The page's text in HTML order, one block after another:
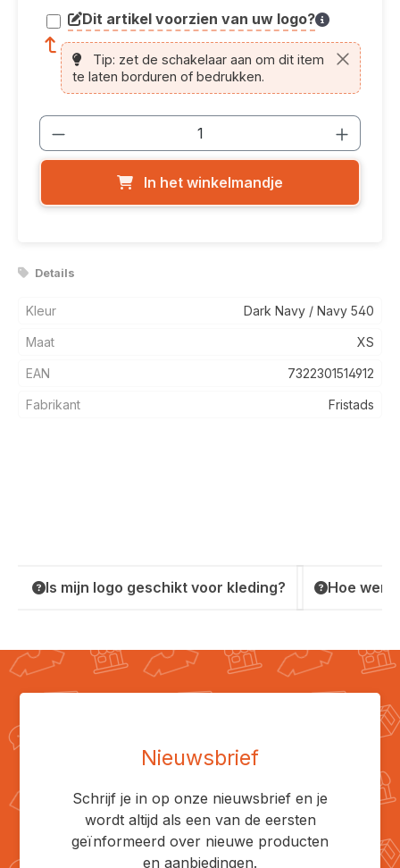
Dit artikel voorzien van uw logo?
article.printing.helptext
Tip: zet de schakelaar aan om dit item
te laten borduren of bedrukken.
Producthoeveelheid: Voer de
In het winkelmandje
Details
Kleur Dark Navy / Navy 540
Maat XS
EAN 7322301514912
Fabrikant Fristads
Is mijn logo geschikt voor kleding? Hoe
Nieuwsbrief
Schrijf je in op onze nieuwsbrief en je
wordt altijd als een van de eersten
geïnformeerd over nieuwe producten
en aanbiedingen.